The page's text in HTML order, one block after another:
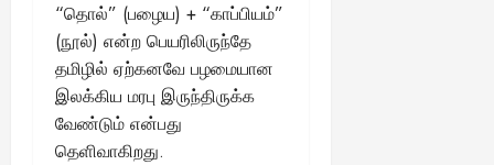
“தொல்” (பழைய) + “காப்பியம்”
(நூல்) என்ற பெயரிலிருந்தே
தமிழில் ஏற்கனவே பழமையான
இலக்கிய மரபு இருந்திருக்க
வேண்டும் என்பது
தெளிவாகிறது.